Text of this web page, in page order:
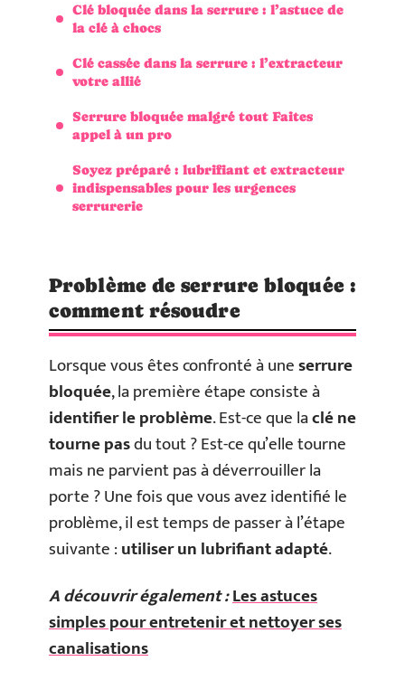
Clé bloquée dans la serrure : l’astuce de
la clé à chocs
Clé cassée dans la serrure : l’extracteur
votre allié
Serrure bloquée malgré tout Faites
appel à un pro
Soyez préparé : lubrifiant et extracteur
indispensables pour les urgences
serrurerie
Problème de serrure bloquée :
comment résoudre
Lorsque vous êtes confronté à uneserrure
bloquée, la première étape consiste à
identifier le problème. Est-ce que laclé ne
tourne pasdu tout ? Est-ce qu’elle tourne
mais ne parvient pas à déverrouiller la
porte ? Une fois que vous avez identifié le
problème, il est temps de passer à l’étape
suivante :utiliser un lubrifiant adapté.
A découvrir également :Les astuces
simples pour entretenir et nettoyer ses
canalisations